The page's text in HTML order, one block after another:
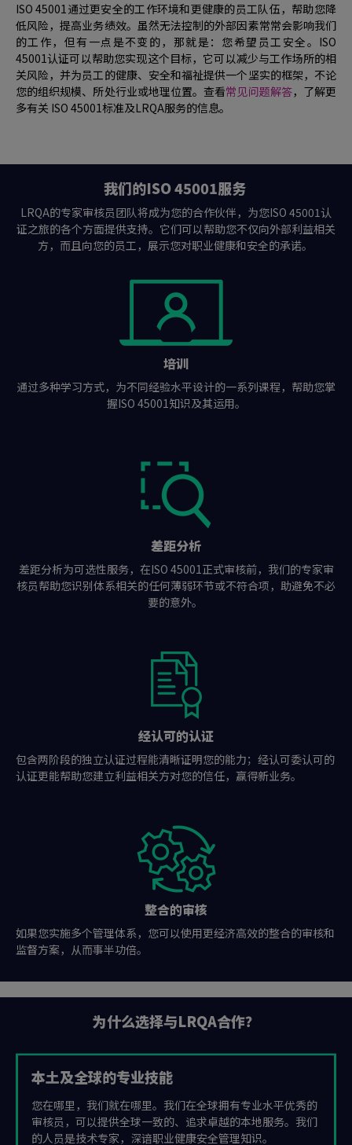
ISO 45001通过更安全的工作环境和更健康的员工队伍，帮助您降
低风险，提高业务绩效。虽然无法控制的外部因素常常会影响我们
的工作，但有一点是不变的，那就是：您希望员工安全。ISO
45001认证可以帮助您实现这个目标，它可以减少与工作场所的相
关风险，并为员工的健康、安全和福祉提供一个坚实的框架，不论
您的组织规模、所处行业或地理位置。查看常见问题解答， 了解更
多有关 ISO 45001标准及LRQA服务的信息。
我们的ISO45001服务
LRQA的专家审核员团队将成为您的合作伙伴，为您ISO 45001认
证之旅的各个方面提供支持。它们可以帮助您不仅向外部利益相关
方，而且向您的员工，展示您对职业健康和安全的承诺。
培训
通过多种学习方式，为不同经验水平设计的一系列课程，帮助您掌
握ISO 45001知识及其运用。
差距分析
差距分析为可选性服务，在ISO 45001正式审核前，我们的专家审
核员帮助您识别体系相关的任何薄弱环节或不符合项，助避免不必
要的意外。
经认可的认证
包含两阶段的独立认证过程能清晰证明您的能力；经认可委认可的
认证更能帮助您建立利益相关方对您的信任，赢得新业务。
整合的审核
如果您实施多个管理体系，您可以使用更经济高效的整合的审核和
监督方案，从而事半功倍。
为什么选择与LRQA合作？
本土及全球的专业技能
您在哪里，我们就在哪里。我们在全球拥有专业水平优秀的
审核员，可以提供全球一致的、追求卓越的本地服务。我们
的人员是技术专家，深谙职业健康安全管理知识。